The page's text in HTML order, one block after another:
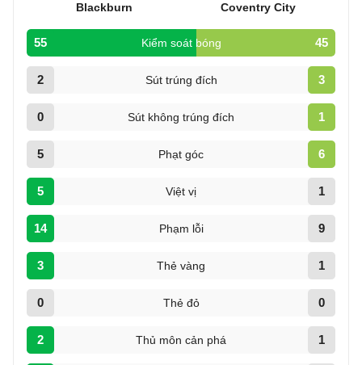
Blackburn Coventry City
55 Kiểm soát bóng 45
2 Sút trúng đích 3
0 Sút không trúng đích 1
5 Phạt góc 6
5 Việt vị 1
14 Phạm lỗi 9
3 Thẻ vàng 1
0 Thẻ đỏ 0
2 Thủ môn cản phá 1